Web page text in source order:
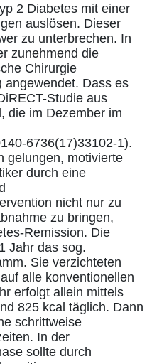
2 Diabetes mit einer
auslösen. Dieser
zu unterbrechen. In
zunehmend die
Chirurgie
angewendet. Dass es
Studie aus
die im Dezember im
6736(17)33102-1).
gelungen, motivierte
durch eine
nicht nur zu
zu bringen,
Remission. Die
Jahr das sog.
Sie verzichteten
alle konventionellen
erfolgt allein mittels
825 kcal täglich. Dann
schrittweise
In der
sollte durch